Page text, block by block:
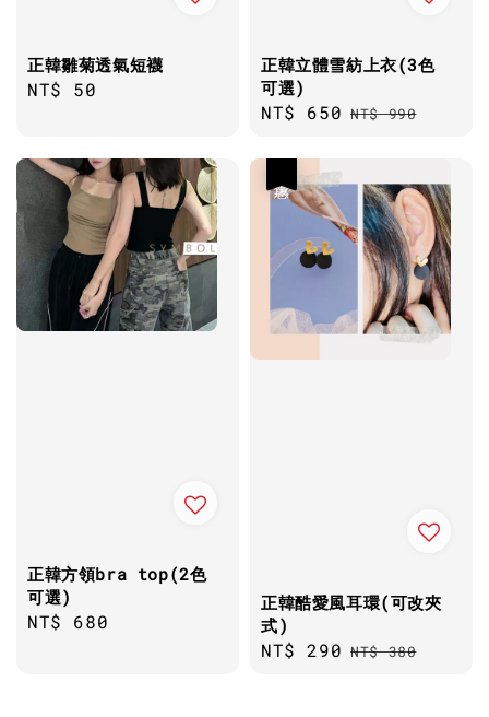
正韓雛菊透氣短襪
Regular
NT$ 50
正韓立體雪紡上衣(3色
可選)
Sale
NT$ 650 Regular
NT$ 990
正韓方領bra top(2色
可選)
Regular
NT$ 680
正韓酷愛風耳環(可改夾
式)
Sale
NT$ 290 Regular
NT$ 380